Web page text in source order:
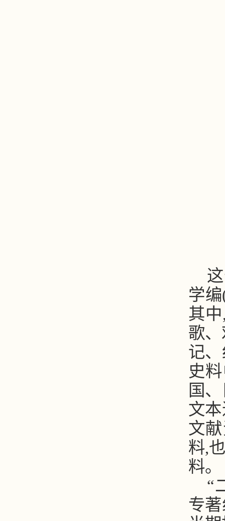
学
其
歌
记
史
国
文
文
料,
料。
“
专